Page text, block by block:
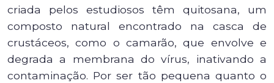
criada pelos estudiosos têm quitosana, um
composto natural encontrado na casca de
crustáceos, como o camarão, que envolve e
degrada a membrana do vírus, inativando a
contaminação. Por ser tão pequena quanto o